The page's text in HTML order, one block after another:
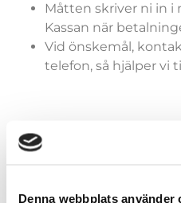
Denna webbplats använder
Måtten skriver ni in
Kassan när
Vid önskemål,
telefon, så hjälper vi